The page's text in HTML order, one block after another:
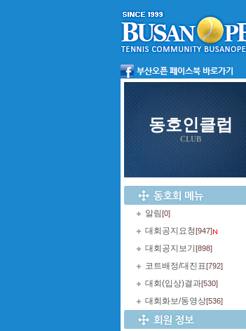
동호인클럽
CLUB
알림[0]
대회공지요청[947]
대회공지보기 [898]
코트배정/대진표[792]
대회(입상)결과[530]
대회화보/동영상[536]